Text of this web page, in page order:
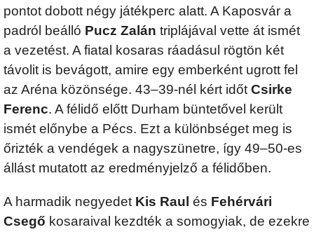
pontot dobott négy játékperc alatt. A Kaposvár a
padról beálló Pucz Zalán triplájával vette át ismét
a vezetést. A fiatal kosaras ráadásul rögtön két
távolit is bevágott, amire egy emberként ugrott fel
az Aréna közönsége. 43–39-nél kért időtCsirke
Ferenc. A félidő előtt Durham büntetővel került
ismét előnybe a Pécs. Ezt a különbséget meg is
őrizték a vendégek a nagyszünetre, így 49–50-es
állást mutatott az eredményjelző a félidőben.
A harmadik negyedet Kis Raul és Fehérvári
Csegő kosaraival kezdték a somogyiak, de ezekre